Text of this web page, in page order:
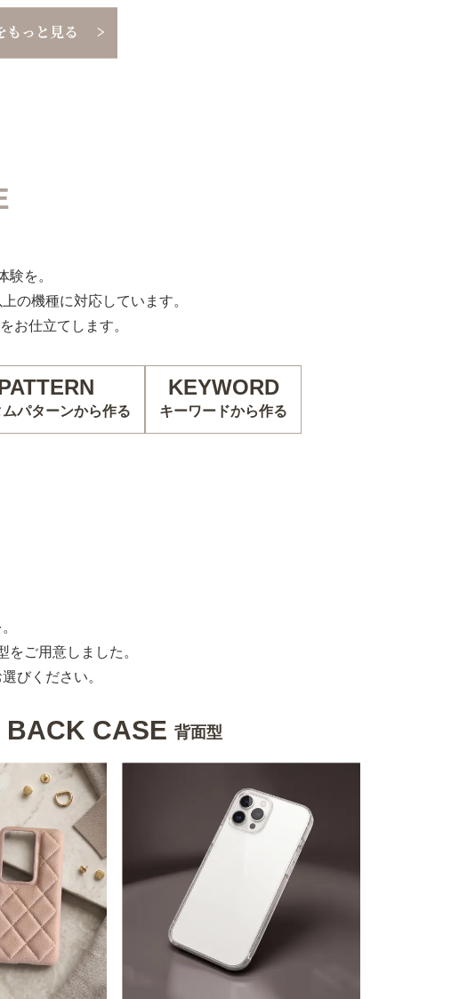
を。
の機種に対応しています。
お仕立てします。
ムパターンから作る
KEYWORD
キーワードから作る
をご用意しました。
びください。
BACK CASE 背面型